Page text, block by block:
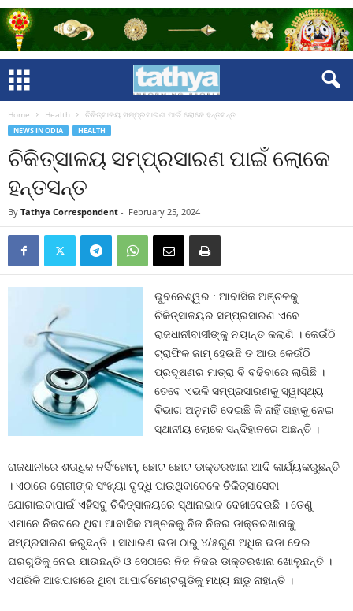
Home Health ଚିକିତ୍ସାଳୟ ସମ୍ପ୍ରସାରଣ ପାଇଁ ଲୋକେ ହନ୍ତସନ୍ତ
NEWS IN ODIA HEALTH
ଚିକିତ୍ସାଳୟ ସମ୍ପ୍ରସାରଣ ପାଇଁ ଲୋକେ
ହନ୍ତସନ୍ତ
By Tathya Correspondent - February 25, 2024
ଭୁବନେଶ୍ୱର : ଆବାସିକ ଅଞ୍ଚଳକୁ
ଚିକିତ୍ସାଳୟର ସମ୍ପ୍ରସାରଣ ଏବେ
ରାଜଧାନୀବାସୀଙ୍କୁ ନୟାନ୍ତ କଲାଣି । କେଉଁଠି
ଟ୍ରାଫିକ ଜାମ୍‍ ହେଉଛି ତ ଆଉ କେଉଁଠି
ପ୍ରଦୂଷଣର ମାତ୍ରା ବି ବଢିବାରେ ଲାଗିଛି ।
ତେବେ ଏଭଳି ସମ୍ପ୍ରସାରଣକୁ ସ୍ୱାସ୍ଥ୍ୟ
ବିଭାଗ ଅନୁମତି ଦେଇଛି କି ନାହିଁ ତାହାକୁ ନେଇ
ସ୍ଥାନୀୟ ଲୋକେ ସନ୍ଦିହାନରେ ଅଛନ୍ତି ।
ରାଜଧାନୀରେ ଶତାଧିକ ନର୍ସିଂହୋମ୍‍, ଛୋଟ ଛୋଟ ଡାକ୍ତରଖାନା ଆଦି କାର୍ଯ୍ୟକରୁଛନ୍ତି
। ଏଠାରେ ରୋଗୀଙ୍କ ସଂଖ୍ୟା ବୃଦ୍ଧି ପାଉଥିବାବେଳେ ଚିକିତ୍ସାସେବା
ଯୋଗାଇବାପାଇଁ ଏହିସବୁ ଚିକିତ୍ସାଳୟରେ ସ୍ଥାନାଭାବ ଦେଖାଦେଉଛି । ତେଣୁ
ଏମାନେ ନିକଟରେ ଥିବା ଆବାସିକ ଅଞ୍ଚଳକୁ ନିଜ ନିଜର ଡାକ୍ତରଖାନାକୁ
ସମ୍ପ୍ରସାରଣ କରୁଛନ୍ତି । ସାଧାରଣ ଭଡା ଠାରୁ ୪/୫ଗୁଣ ଅଧିକ ଭଡା ଦେଇ
ଘରଗୁଡିକୁ ନେଇ ଯାଉଛନ୍ତି ଓ ସେଠାରେ ନିଜ ନିଜର ଡାକ୍ତରଖାନା ଖୋଲୁଛନ୍ତି ।
ଏପରିକି ଆଖପାଖରେ ଥିବା ଆପାର୍ଟମେଣ୍ଟଗୁଡିକୁ ମଧ୍ୟ ଛାଡୁ ନାହାନ୍ତି ।